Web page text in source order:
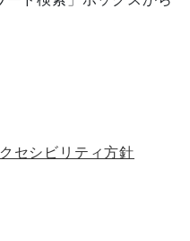
セシビリティ方針